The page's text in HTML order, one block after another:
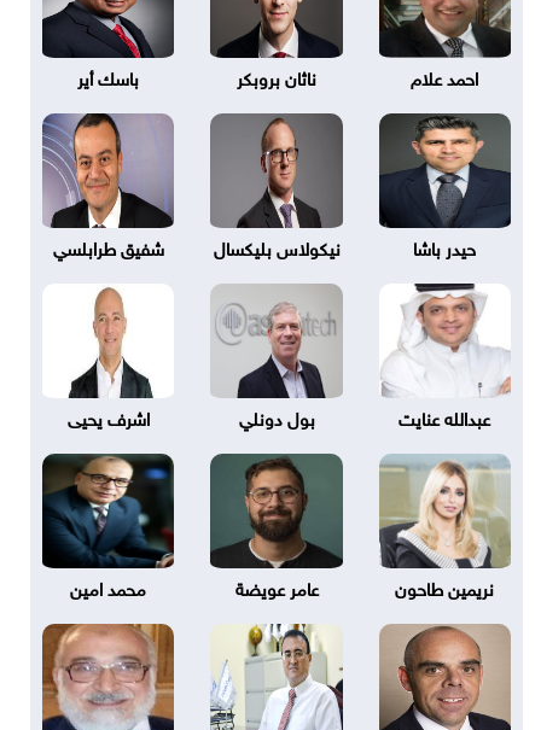
احمد علام ناثان بروبكر باسك أير
حيدر باشا نيكولاس بليكسال شفيق طرابلسي
عبدالله عنايت بول دونلي اشرف يحيى
نريمين طاحون عامر عويضة محمد امين